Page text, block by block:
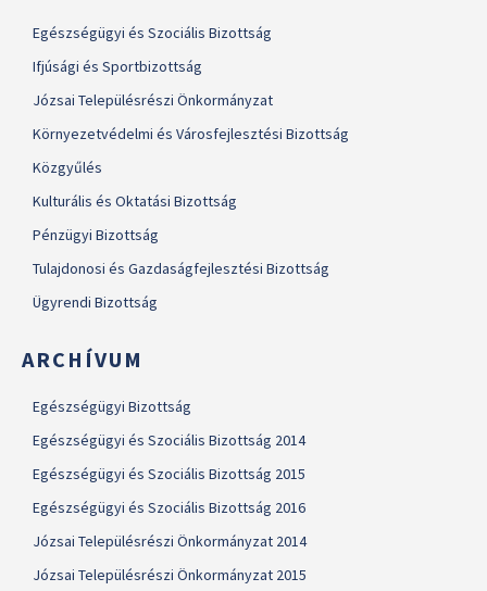
Egészségügyi és Szociális Bizottság
Ifjúsági és Sportbizottság
Józsai Településrészi Önkormányzat
Környezetvédelmi és Városfejlesztési Bizottság
Közgyűlés
Kulturális és Oktatási Bizottság
Pénzügyi Bizottság
Tulajdonosi és Gazdaságfejlesztési Bizottság
Ügyrendi Bizottság
ARCHÍVUM
Egészségügyi Bizottság
Egészségügyi és Szociális Bizottság 2014
Egészségügyi és Szociális Bizottság 2015
Egészségügyi és Szociális Bizottság 2016
Józsai Településrészi Önkormányzat 2014
Józsai Településrészi Önkormányzat 2015